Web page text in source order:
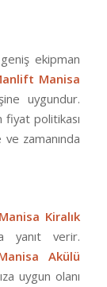
ekipman
Manisa
uygundur.
politikası
zamanında
Manisa Kiralık
yanıt verir.
Akülü
uygun olanı